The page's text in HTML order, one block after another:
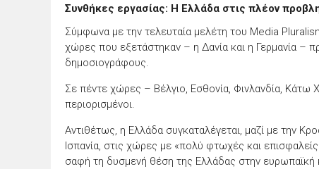
Συνθήκες εργασίας: Η Ελλάδα στις πλέον
Σύμφωνα με την τελευταία μελέτη του Media
χώρες που εξετάστηκαν – η Δανία και η Γερμανία –
δημοσιογράφους.
Σε πέντε χώρες – Βέλγιο, Εσθονία, Φινλανδία, Κάτω
περιορισμένοι.
Αντιθέτως, η Ελλάδα συγκαταλέγεται, μαζί με την
Ισπανία, στις χώρες με «πολύ φτωχές και
σαφή τη δυσμενή θέση της Ελλάδας στην ευρωπαϊκή